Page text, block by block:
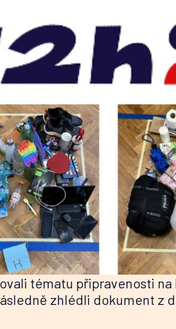
tématu připravenosti
zhlédli dokument z